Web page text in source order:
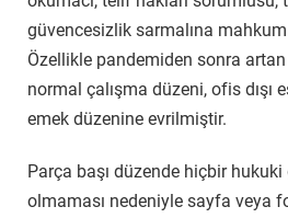
güvencesizlik sarmalına
Özellikle pandemiden sonra
normal çalışma düzeni, ofis dışı
emek düzenine evrilmiştir.
Parça başı düzende hiçbir
olmaması nedeniyle sayfa veya